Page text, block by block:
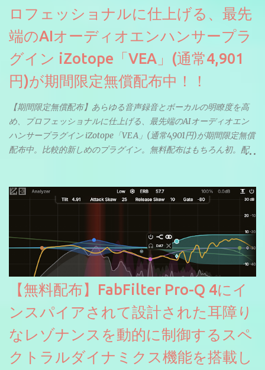
ロフェッショナルに仕上げる、最先
端のAIオーディオエンハンサープラ
グイン iZotope「VEA」(通常4,901
円)が期間限定無償配布中！！
【期間限定無償配布】あらゆる音声録音とボーカルの明瞭度を高
め、プロフェッショナルに仕上げる、最先端のAIオーディオエン
ハンサープラグイン iZotope「VEA」(通常4,901円)が期間限定無償
配布中。比較的新しめのプラグイン。無料配布はもちろん初。配
【無料配布】FabFilter Pro-Q 4にイ
ンスパイアされて設計された耳障り
なレゾナンスを動的に制御するスペ
クトラルダイナミクス機能を搭載し